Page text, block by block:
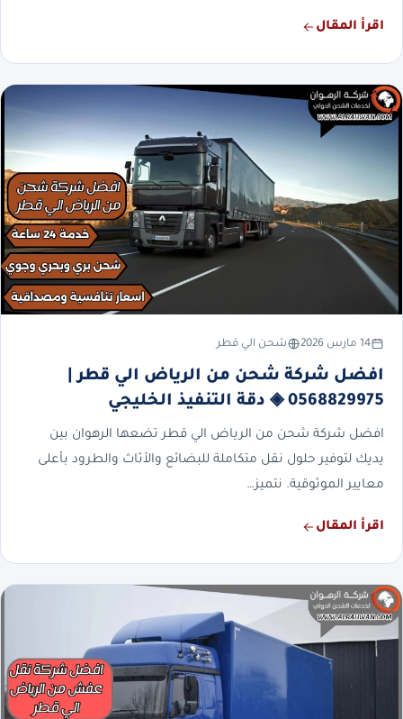
اقرأ المقال
14 مارس 2026 شحن الي قطر
افضل شركة شحن من الرياض الي قطر |
0568829975 ◈ دقة التنفيذ الخليجي
افضل شركة شحن من الرياض الي قطر تضعها الرهوان بين
يديك لتوفير حلول نقل متكاملة للبضائع والأثاث والطرود بأعلى
معايير الموثوقية. نتميز…
اقرأ المقال